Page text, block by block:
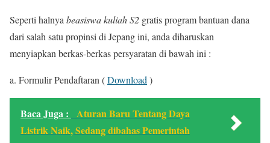
Seperti halnya beasiswa kuliah S2 gratis program bantuan dana
dari salah satu propinsi di Jepang ini, anda diharuskan
menyiapkan berkas-berkas persyaratan di bawah ini :
a. Formulir Pendaftaran (Download )
Baca Juga :
Aturan Baru Tentang Daya
Listrik Naik, Sedang dibahas Pemerintah